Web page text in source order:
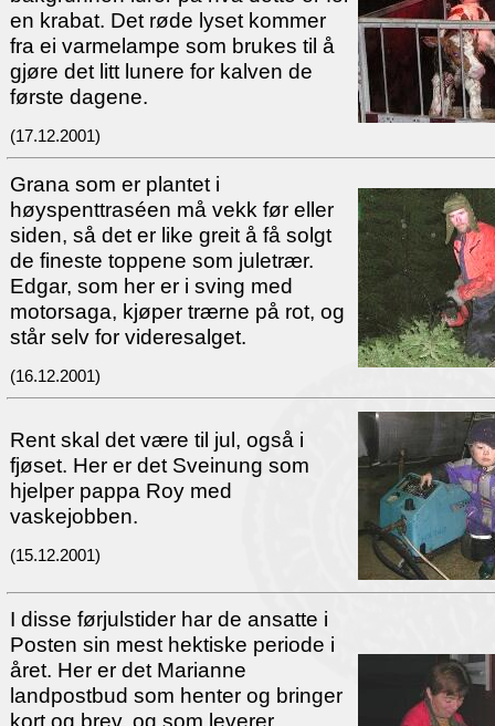
en krabat. Det røde lyset kommer
fra ei varmelampe som brukes til å
gjøre det litt lunere for kalven de
første dagene.
(17.12.2001)
Grana som er plantet i
høyspenttraséen må vekk før eller
siden, så det er like greit å få solgt
de fineste toppene som juletrær.
Edgar, som her er i sving med
motorsaga, kjøper trærne på rot, og
står selv for videresalget.
(16.12.2001)
Rent skal det være til jul, også i
fjøset. Her er det Sveinung som
hjelper pappa Roy med
vaskejobben.
(15.12.2001)
I disse førjulstider har de ansatte i
Posten sin mest hektiske periode i
året. Her er det Marianne
landpostbud som henter og bringer
kort og brev, og som leverer